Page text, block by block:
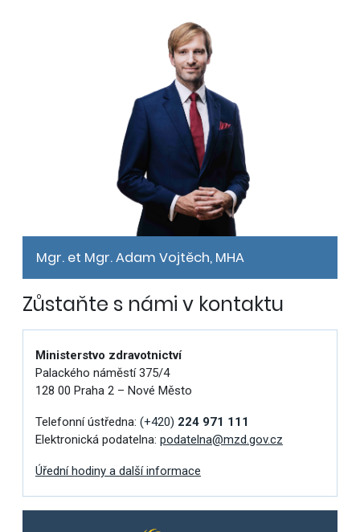
Mgr. et Mgr. Adam Vojtěch, MHA
Zůstaňte s námi v kontaktu
Ministerstvo zdravotnictví
Palackého náměstí 375/4
128 00 Praha 2 – Nové Město
Telefonní ústředna: (+420) 224 971 111
Elektronická podatelna: podatelna@mzd.gov.cz
Úřední hodiny a další informace